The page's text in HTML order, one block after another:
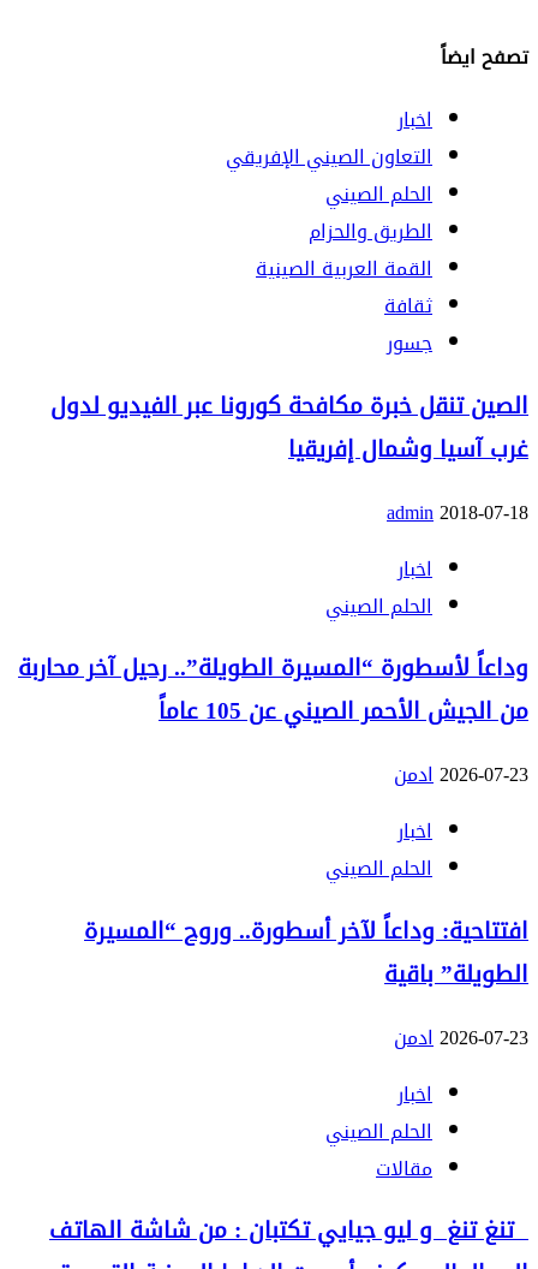
تصفح ايضاً
اخبار
التعاون الصيني الإفريقي
الحلم الصيني
الطريق والحزام
القمة العربية الصينية
ثقافة
جسور
الصين تنقل خبرة مكافحة كورونا عبر الفيديو لدول
غرب آسيا وشمال إفريقيا
2018-07-18
admin
اخبار
الحلم الصيني
وداعاً لأسطورة “المسيرة الطويلة”.. رحيل آخر محاربة
من الجيش الأحمر الصيني عن 105 عاماً
2026-07-23ادمن
اخبار
الحلم الصيني
افتتاحية: وداعاً لآخر أسطورة.. وروح “المسيرة
الطويلة” باقية
2026-07-23ادمن
اخبار
الحلم الصيني
مقالات
تنغ تنغ و ليو جيايي تكتبان : من شاشة الهاتف